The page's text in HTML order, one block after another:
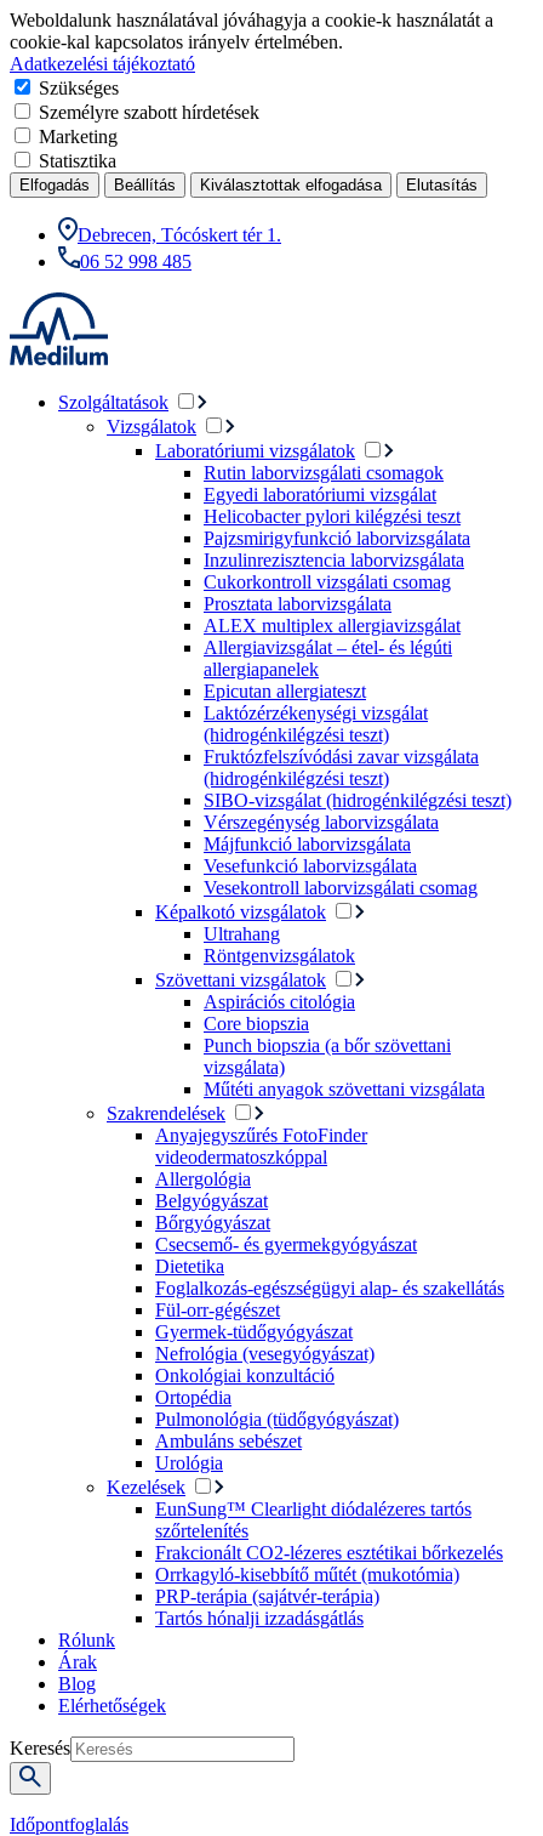
Weboldalunk használatával jóváhagyja a cookie-k használatát a
cookie-kal kapcsolatos irányelv értelmében.
Adatkezelési tájékoztató
Szükséges
Személyre szabott hírdetések
Marketing
Statisztika
Elfogadás Beállítás Kiválasztottak elfogadása Elutasítás
Debrecen, Tócóskert tér 1.
06 52 998 485
Szolgáltatások
Vizsgálatok
Laboratóriumi vizsgálatok
Rutin laborvizsgálati csomagok
Egyedi laboratóriumi vizsgálat
Helicobacter pylori kilégzési teszt
Pajzsmirigyfunkció laborvizsgálata
Inzulinrezisztencia laborvizsgálata
Cukorkontroll vizsgálati csomag
Prosztata laborvizsgálata
ALEX multiplex allergiavizsgálat
Allergiavizsgálat – étel- és légúti
allergiapanelek
Epicutan allergiateszt
Laktózérzékenységi vizsgálat
(hidrogénkilégzési teszt)
Fruktózfelszívódási zavar vizsgálata
(hidrogénkilégzési teszt)
SIBO-vizsgálat (hidrogénkilégzési teszt)
Vérszegénység laborvizsgálata
Májfunkció laborvizsgálata
Vesefunkció laborvizsgálata
Vesekontroll laborvizsgálati csomag
Képalkotó vizsgálatok
Ultrahang
Röntgenvizsgálatok
Szövettani vizsgálatok
Aspirációs citológia
Core biopszia
Punch biopszia (a bőr szövettani
vizsgálata)
Műtéti anyagok szövettani vizsgálata
Szakrendelések
Anyajegyszűrés FotoFinder
videodermatoszkóppal
Allergológia
Belgyógyászat
Bőrgyógyászat
Csecsemő- és gyermekgyógyászat
Dietetika
Foglalkozás-egészségügyi alap- és szakellátás
Fül-orr-gégészet
Gyermek-tüdőgyógyászat
Nefrológia (vesegyógyászat)
Onkológiai konzultáció
Ortopédia
Pulmonológia (tüdőgyógyászat)
Ambuláns sebészet
Urológia
Kezelések
EunSung™ Clearlight diódalézeres tartós
szőrtelenítés
Frakcionált CO2-lézeres esztétikai bőrkezelés
Orrkagyló-kisebbítő műtét (mukotómia)
PRP-terápia (sajátvér-terápia)
Tartós hónalji izzadásgátlás
Rólunk
Árak
Blog
Elérhetőségek
Keresés
Időpontfoglalás